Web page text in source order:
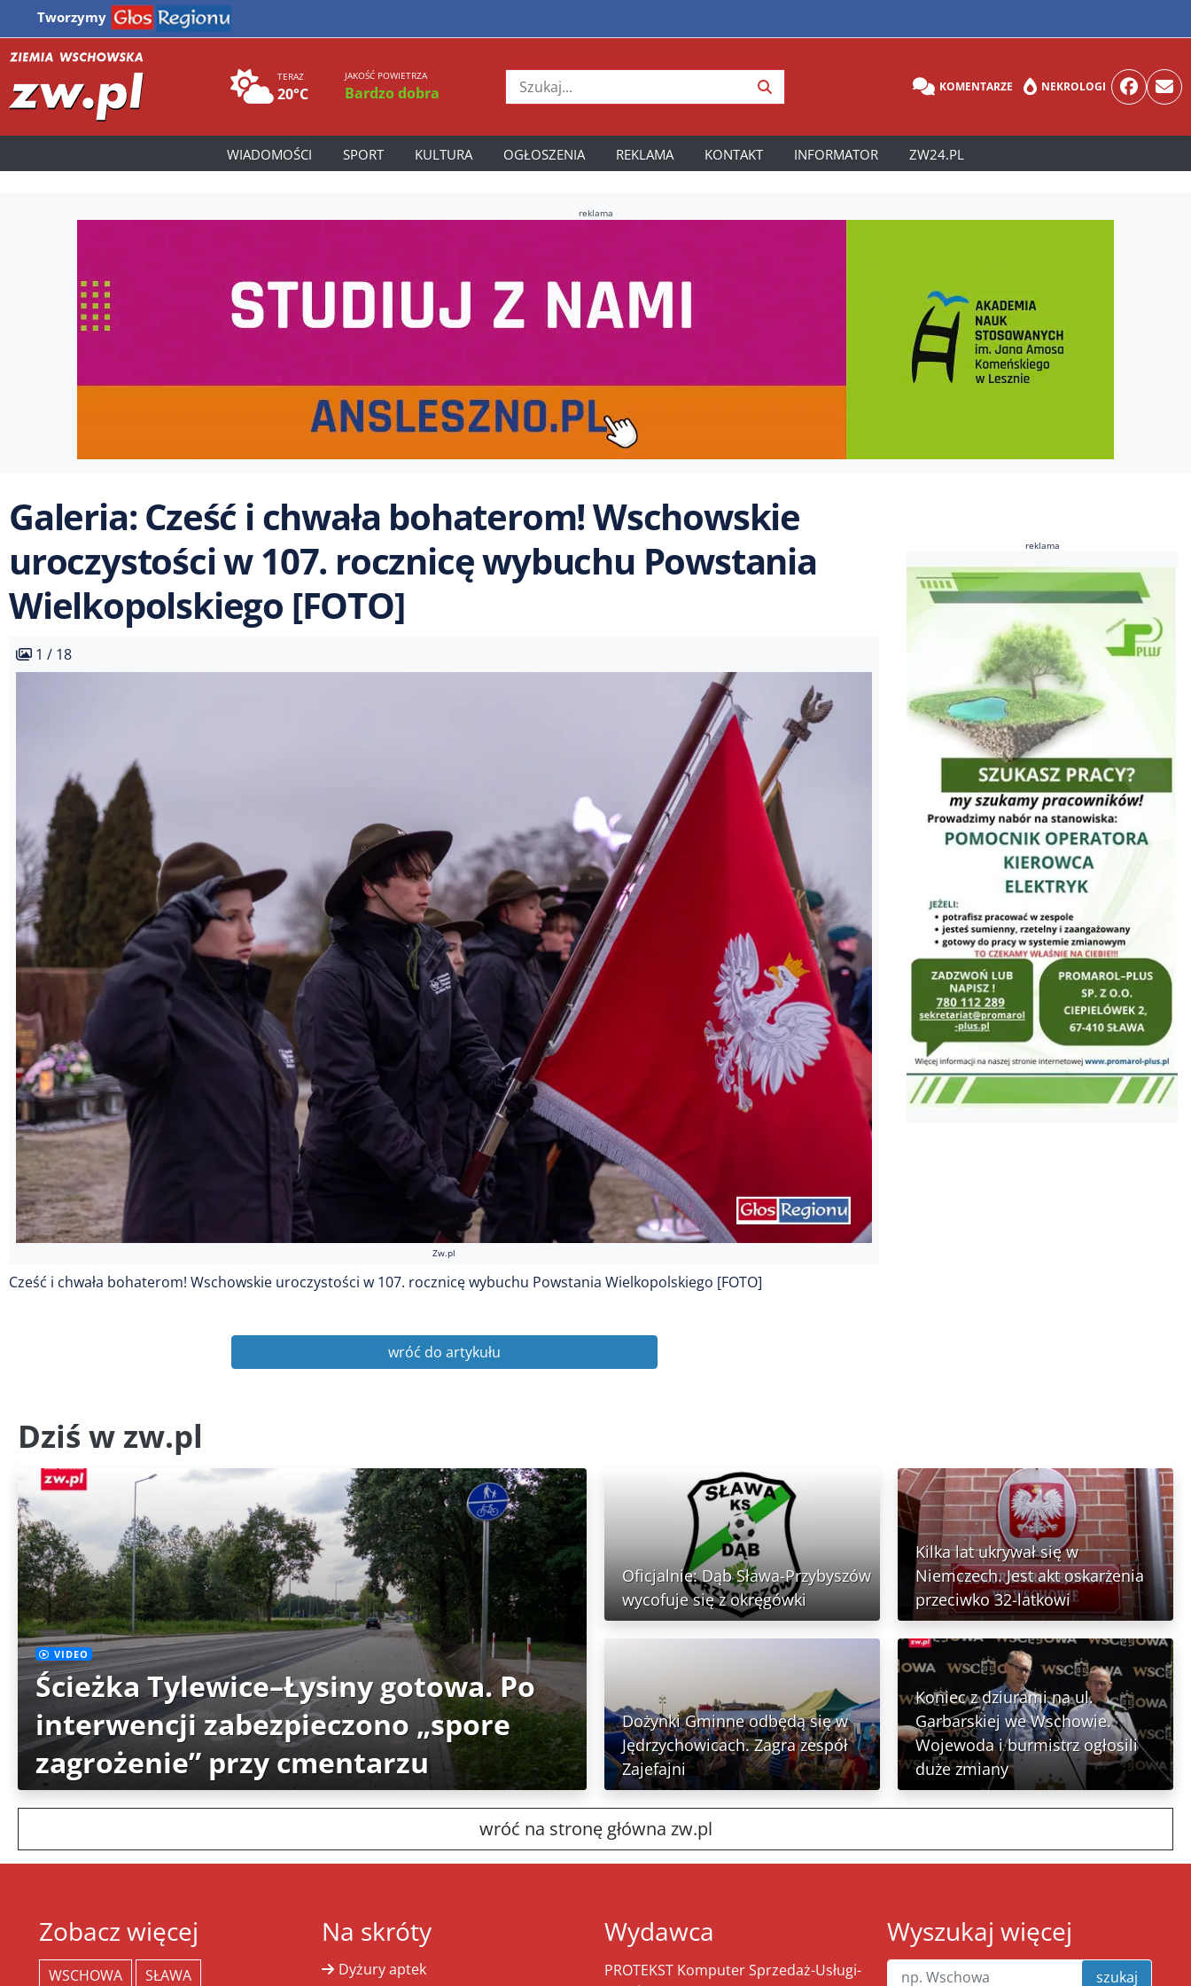
Tworzymy
TERAZ
20°C
JAKOŚĆ POWIETRZA
Bardzo dobra KOMENTARZE NEKROLOGI
WIADOMOŚCI SPORT KULTURA OGŁOSZENIA REKLAMA KONTAKT INFORMATOR ZW24.PL
reklama
Galeria: Cześć i chwała bohaterom! Wschowskie
uroczystości w 107. rocznicę wybuchu Powstania
Wielkopolskiego [FOTO]
1 / 18
Zw.pl
Cześć i chwała bohaterom! Wschowskie uroczystości w 107. rocznicę wybuchu Powstania Wielkopolskiego [FOTO]
wróć do artykułu
reklama
Dziś w zw.pl
VIDEO
Ścieżka Tylewice–Łysiny gotowa. Po
interwencji zabezpieczono „spore
zagrożenie” przy cmentarzu
Oficjalnie: Dąb Sława-Przybyszów
wycofuje się z okręgówki
Kilka lat ukrywał się w
Niemczech. Jest akt oskarżenia
przeciwko 32-latkowi
Dożynki Gminne odbędą się w
Jędrzychowicach. Zagra zespół
Zajefajni
Koniec z dziurami na ul.
Garbarskiej we Wschowie.
Wojewoda i burmistrz ogłosili
duże zmiany
wróć na stronę główna zw.pl
Zobacz więcej
WSCHOWA
SŁAWA
Na skróty
Dyżury aptek
Wydawca
PROTEKST Komputer Sprzedaż-Usługi-
Wyszukaj więcej
szukaj